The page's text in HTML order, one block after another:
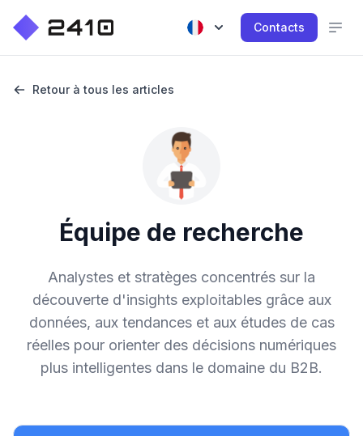
Contacts
Retour à tous les articles
Équipe de recherche
Analystes et stratèges concentrés sur la
découverte d'insights exploitables grâce aux
données, aux tendances et aux études de cas
réelles pour orienter des décisions numériques
plus intelligentes dans le domaine du B2B.